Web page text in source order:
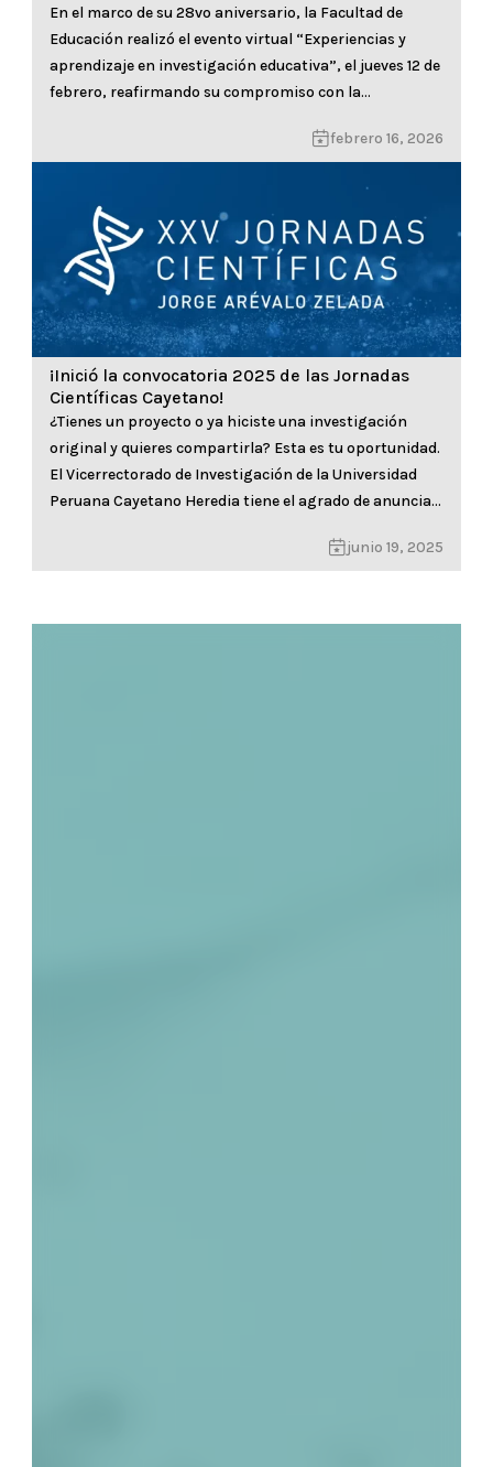
En el marco de su 28vo aniversario, la Facultad de
Educación realizó el evento virtual “Experiencias y
aprendizaje en investigación educativa”, el jueves 12 de
febrero, reafirmando su compromiso con la
contó con la presencia del Dr. Carlos Cáceres Palacios,
febrero 16, 2026
¡Inició la convocatoria 2025 de las Jornadas
Científicas Cayetano!
¿Tienes un proyecto o ya hiciste una investigación
original y quieres compartirla? Esta es tu oportunidad.
El Vicerrectorado de Investigación de la Universidad
Peruana Cayetano Heredia tiene el agrado de anunciar
Jornadas Científicas, que se realizarán en el marco de
junio 19, 2025